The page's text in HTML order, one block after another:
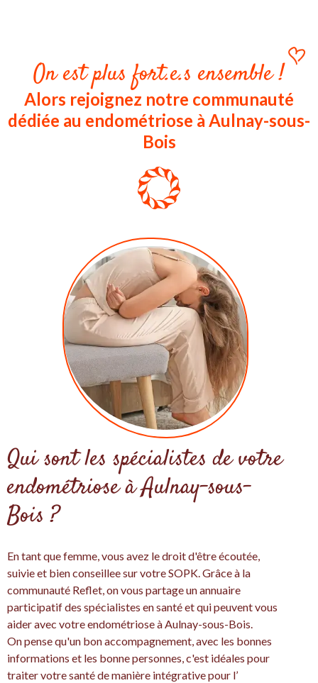
On est plus fort.e.s ensemble !
Alors rejoignez notre communauté
dédiée au endométriose à Aulnay-sous-
Bois
Qui sont les spécialistes de votre
endométriose à Aulnay-sous-
Bois ?
En tant que femme, vous avez le droit d'être écoutée,
suivie et bien conseillee sur votre SOPK. Grâce à la
communauté Reflet, on vous partage un annuaire
participatif des spécialistes en santé et qui peuvent vous
aider avec votre endométriose à Aulnay-sous-Bois.
On pense qu'un bon accompagnement, avec les bonnes
informations et les bonne personnes, c'est idéales pour
traiter votre santé de manière intégrative pour l’